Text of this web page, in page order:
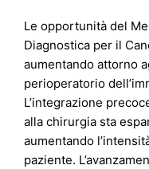
Le opportunità del
Diagnostica per il
aumentando attorno
perioperatorio
L’integrazione
alla chirurgia sta
aumentando
paziente.